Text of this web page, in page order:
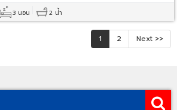
3 นอน 2 น้ำ
1 2 Next >>